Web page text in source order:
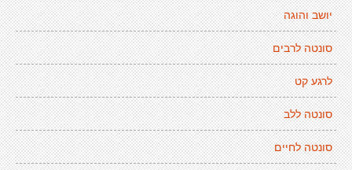
יושב והוגה
סונטה לרבים
לרגע קט
סונטה ללב
סונטה לחיים